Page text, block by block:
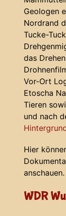
Geologen
Nordrand
Tucke-
das
Vor-Ort
Etoscha
Tieren
und nach
Hier
anschauen.
WDR